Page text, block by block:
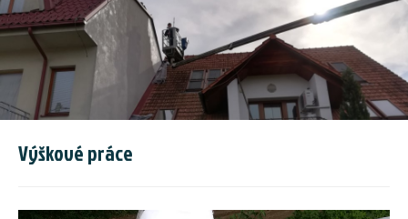
Výškové práce